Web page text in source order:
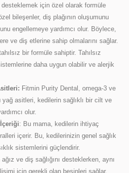
desteklemek için özel olarak formüle
bileşenler, diş plağının oluşumunu
engellemeye yardımcı olur. Böylece,
ve diş etlerine sahip olmalarını sağlar.
bir formüle sahiptir. Tahılsız
daha uygun olabilir ve alerjik
Fitmin Purity Dental, omega-3 ve
asitleri, kedilerin sağlıklı bir cilt ve
olur.
: Bu mama, kedilerin ihtiyaç
içerir. Bu, kedilerinizin genel sağlık
sistemlerini güçlendirir.
ve diş sağlığını desteklerken, aynı
için gerekli olan besinleri sağlar.